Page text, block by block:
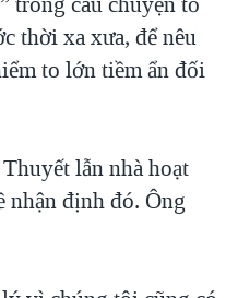
thời xa xưa, để nêu
to lớn tiềm ẩn đối
lẫn nhà hoạt
nhận định đó. Ông